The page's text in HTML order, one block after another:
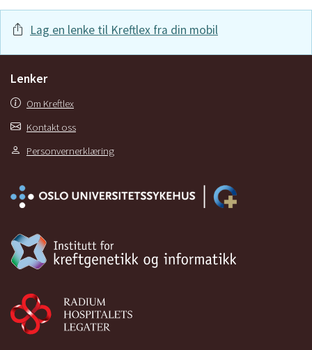
Lag en lenke til Kreftlex fra din mobil
Lenker
Om Kreftlex
Kontakt oss
Personvernerklæring